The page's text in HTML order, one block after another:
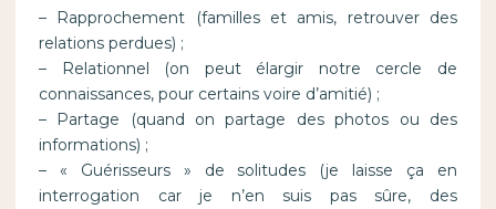
– Rapprochement (familles et amis, retrouver des
relations perdues) ;
– Relationnel (on peut élargir notre cercle de
connaissances, pour certains voire d’amitié) ;
– Partage (quand on partage des photos ou des
informations) ;
– « Guérisseurs » de solitudes (je laisse ça en
interrogation car je n’en suis pas sûre, des